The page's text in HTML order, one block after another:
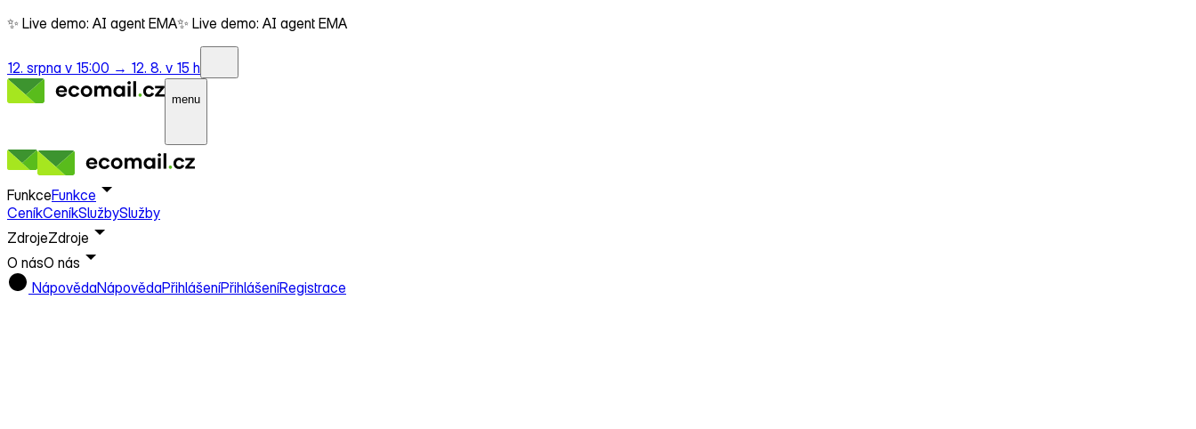
✨ Live demo: AI agent EMA✨ Live demo: AI agent EMA
12. srpna v 15:00 → 12. 8. v 15 h
menu
FunkceFunkce
CeníkCeníkSlužbySlužby
ZdrojeZdroje
O násO nás
NápovědaNápovědaPřihlášeníPřihlášeníRegistrace